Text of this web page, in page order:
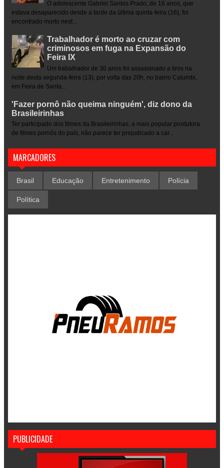
O adolescente Gabriel Santos Prado, de 16 anos, que
estava desaparecido desde a tarde da última quinta-feira (16), foi
encontrado morto nest...
Trabalhador é morto ao cruzar com
criminosos em fuga na Expansão do
Feira IX
Um trabalhador de 30 anos foi assassinado a tiros na
noite desta segunda-feira (13), por volta das 20h, no bairro Calumbi,
em Feira de Santa...
'Fazer pornô não queima ninguém', diz dono da
Brasileirinhas
Ter participado dos filmes da Brasileirinhas, a mais popular produtora
de filmes pornôs do país, não parece ter prejudicado a car...
MARCADORES
Brasil Educação Entretenimento Polícia
Política
PUBLICIDADE